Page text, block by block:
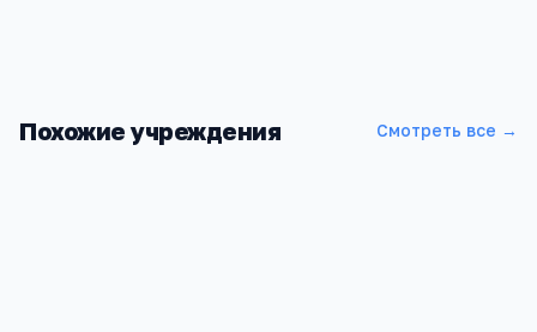
Похожие учреждения Смотреть все →